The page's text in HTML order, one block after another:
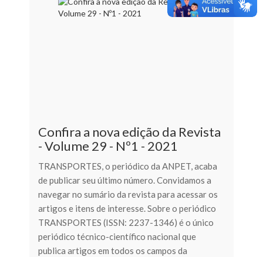
Confira a nova edição da Revista
- Volume 29 - Nº1 - 2021
TRANSPORTES, o periódico da ANPET, acaba
de publicar seu último número. Convidamos a
navegar no sumário da revista para acessar os
artigos e itens de interesse. Sobre o periódico
TRANSPORTES (ISSN: 2237-1346) é o único
periódico técnico-científico nacional que
publica artigos em todos os campos da